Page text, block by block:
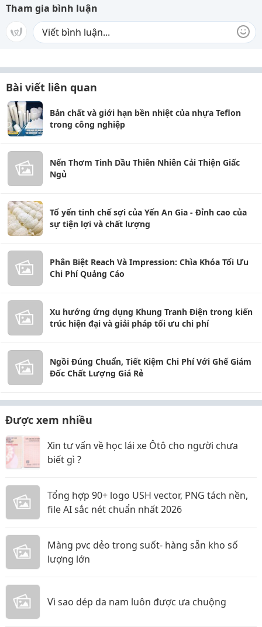
Tham gia bình luận
Bài viết liên quan
Bản chất và giới hạn bền nhiệt của nhựa Teflon
trong công nghiệp
Nến Thơm Tinh Dầu Thiên Nhiên Cải Thiện Giấc
Ngủ
Tổ yến tinh chế sợi của Yến An Gia - Đỉnh cao của
sự tiện lợi và chất lượng
Phân Biệt Reach Và Impression: Chìa Khóa Tối Ưu
Chi Phí Quảng Cáo
Xu hướng ứng dụng Khung Tranh Điện trong kiến
trúc hiện đại và giải pháp tối ưu chi phí
Ngồi Đúng Chuẩn, Tiết Kiệm Chi Phí Với Ghế Giám
Đốc Chất Lượng Giá Rẻ
Được xem nhiều
Xin tư vấn về học lái xe Ôtô cho người chưa
biết gì ?
Tổng hợp 90+ logo USH vector, PNG tách nền,
file AI sắc nét chuẩn nhất 2026
Màng pvc dẻo trong suốt- hàng sẵn kho số
lượng lớn
Vì sao dép da nam luôn được ưa chuộng